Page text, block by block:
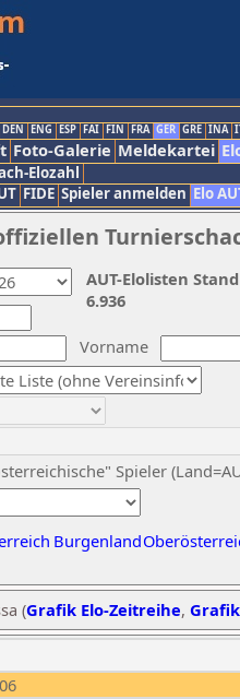
DEN ENG ESP FAI FIN FRA GER GRE INA
Foto-Galerie Meldekartei
Elozahl
FIDE Spieler anmelden Elo
Vorname
Spieler
Burgenland
AUT-Elolisten
6.936
(Grafik Elo-Zeitreihe,